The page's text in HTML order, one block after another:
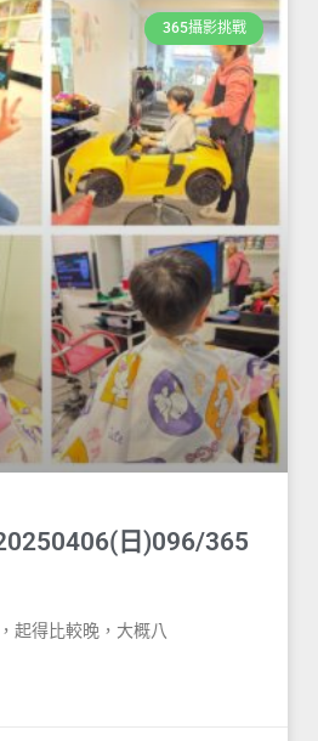
365攝影挑戰
日)096/365
起得比較晚，大概八